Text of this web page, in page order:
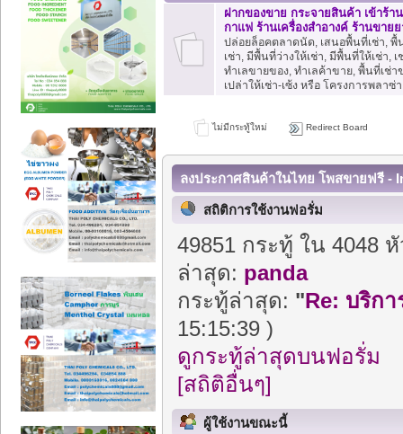
ฝากของขาย กระจายสินค้า เข้าร้า
กาแฟ ร้านเครื่องสำอางค์ ร้านขายย
ปล่อยล็อคตลาดนัด, เสนอพื้นที่เช่า, พื้
เช่า, มีพื้นที่ว่างให้เช่า, มีพื้นที่ให้เช่า,
ทําเลขายของ, ทำเลค้าขาย, พื้นที่เช่
เปล่าให้เช่า-เซ้ง หรือ โครงการพลาซ่
ไม่มีกระทู้ใหม่ Redirect Board
ลงประกาศสินค้าในไทย โพสขายฟรี -
สถิติการใช้งานฟอรั่ม
49851 กระทู้ ใน 4048
ล่าสุด: panda
กระทู้ล่าสุด: "Re: บริก
15:15:39 )
ดูกระทู้ล่าสุดบนฟอรั่ม
[สถิติอื่นๆ]
ผู้ใช้งานขณะนี้